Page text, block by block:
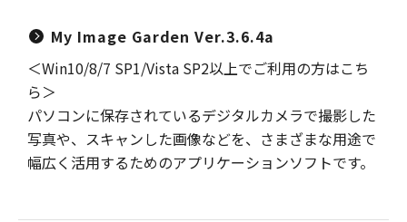
My Image Garden Ver.3.6.4a
＜Win10/8/7 SP1/Vista SP2以上でご利用の方はこち
ら＞
パソコンに保存されているデジタルカメラで撮影した
写真や、スキャンした画像などを、さまざまな用途で
幅広く活用するためのアプリケーションソフトです。